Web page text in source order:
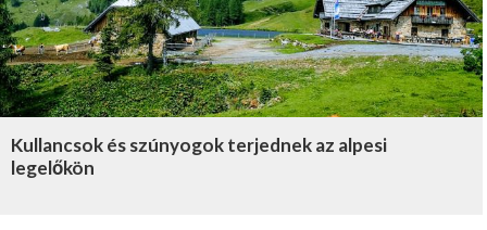
Kullancsok és szúnyogok terjednek az alpesi
legelőkön